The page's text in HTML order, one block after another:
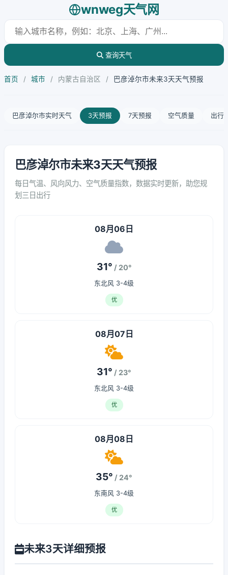
wnweg天气网
查询天气
首页 / 城市 / 内蒙古自治区 / 巴彦淖尔市未来3天天气预报
巴彦淖尔市实时天气 3天预报 7天预报 空气质量 出行
巴彦淖尔市未来3天天气预报
每日气温、风向风力、空气质量指数，数据实时更新，助您规
划三日出行
08月06日
31° / 20°
东北风 3-4级
优
08月07日
31° / 23°
东北风 3-4级
优
08月08日
35° / 24°
东南风 3-4级
优
未来3天详细预报